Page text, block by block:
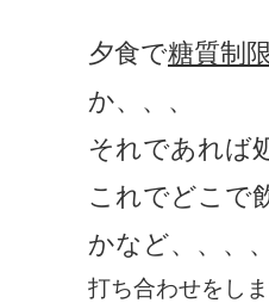
夕食で糖質制限
か、、、
それであれば
これでどこで
かなど、、、、
打ち合わせをしま